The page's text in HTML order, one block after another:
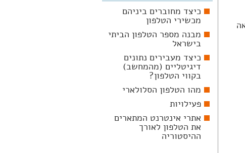
כיצד מחוברים ביניהם
מכשירי הטלפון
מבנה מספר הטלפון הביתי
בישראל
כיצד מעבירים נתונים
דיגיטליים (מהמחשב)
בקווי הטלפון?
מהו הטלפון הסלולארי
פעילויות
אתרי אינטרנט המתארים
את הטלפון לאורך
ההיסטוריה